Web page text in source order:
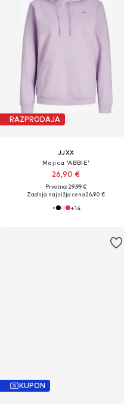
RAZPRODAJA
JJXX
Majica 'ABBIE'
26,90 €
Prvotno: 29,99 €
Zadnja najnižja cena26,90 €
+14
KUPON